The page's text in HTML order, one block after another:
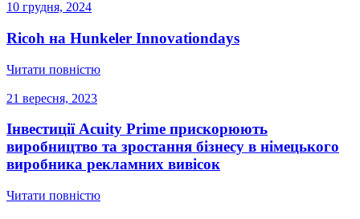
10 грудня, 2024
Ricoh на Hunkeler Innovationdays
Читати повністю
21 вересня, 2023
Інвестиції Acuity Prime прискорюють
виробництво та зростання бізнесу в німецького
виробника рекламних вивісок
Читати повністю